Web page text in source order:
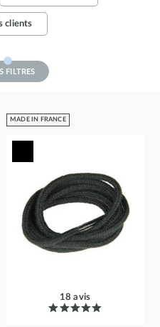
clients
FILTRES
MADE IN FRANCE
18 avis